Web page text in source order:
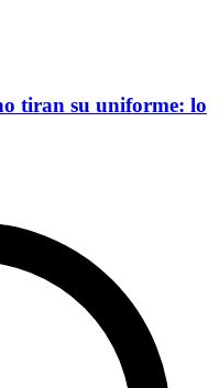
tiran su uniforme: lo